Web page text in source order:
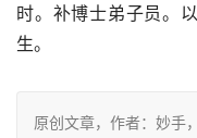
时。补博士弟子员。
生。
原创文章，作者：妙手